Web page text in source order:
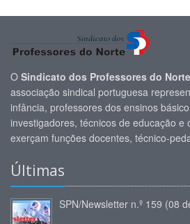
O Sindicato dos Professores do Norte
associação sindical portuguesa
infância, professores dos ensinos
investigadores, técnicos de educação e
exerçam funções docentes, técnico-
Últimas
SPN/Newsletter n.º 159 (08